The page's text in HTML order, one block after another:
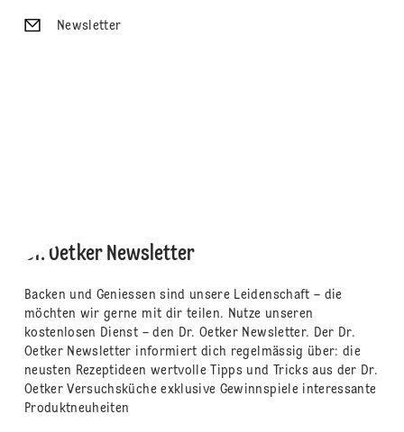
Newsletter
Dr. Oetker Newsletter
Backen und Geniessen sind unsere Leidenschaft – die
möchten wir gerne mit dir teilen. Nutze unseren
kostenlosen Dienst – den Dr. Oetker Newsletter. Der Dr.
Oetker Newsletter informiert dich regelmässig über: die
neusten Rezeptideen wertvolle Tipps und Tricks aus der Dr.
Oetker Versuchsküche exklusive Gewinnspiele interessante
Produktneuheiten